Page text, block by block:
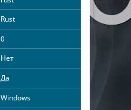
Rust
0
Нет
Да
Windows